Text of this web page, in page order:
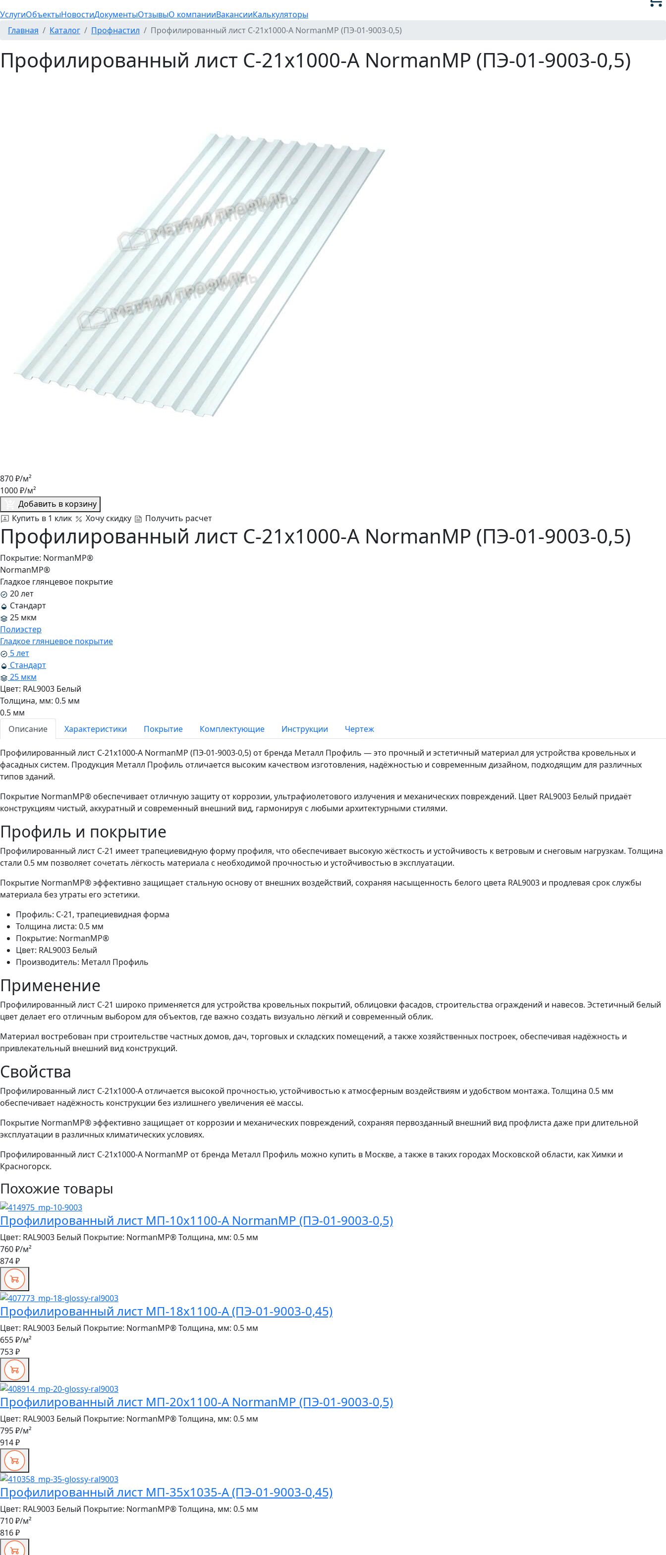
УслугиОбъектыНовостиДокументыОтзывыО компанииВакансииКалькуляторы
Главная
Каталог Профнастил Профилированный лист С-21x1000-A NormanMP (ПЭ-01-9003-0,5)
Профилированный лист С-21x1000-A NormanMP (ПЭ-01-9003-0,5)
870₽/м²
1000₽/м²
Добавить в корзину
Купить в 1 клик
Хочу скидку Получить расчет
Профилированный лист С-21x1000-A NormanMP (ПЭ-01-9003-0,5)
Покрытие: NormanMP®
NormanMP®
Гладкое глянцевое покрытие
20 лет
Стандарт
25 мкм
Полиэстер
Гладкое глянцевое покрытие
5 лет
Стандарт
25 мкм
Цвет: RAL9003 Белый
Толщина, мм: 0.5 мм
0.5 мм
Описание
Характеристики Покрытие Комплектующие Инструкции Чертеж
Профилированный лист С-21x1000-A NormanMP (ПЭ-01-9003-0,5) от бренда Металл Профиль — это прочный и эстетичный материал для устройства кровельных и
фасадных систем. Продукция Металл Профиль отличается высоким качеством изготовления, надёжностью и современным дизайном, подходящим для различных
типов зданий.
Покрытие NormanMP® обеспечивает отличную защиту от коррозии, ультрафиолетового излучения и механических повреждений. Цвет RAL9003 Белый придаёт
конструкциям чистый, аккуратный и современный внешний вид, гармонируя с любыми архитектурными стилями.
Профиль и покрытие
Профилированный лист С-21 имеет трапециевидную форму профиля, что обеспечивает высокую жёсткость и устойчивость к ветровым и снеговым нагрузкам. Толщина
стали 0.5 мм позволяет сочетать лёгкость материала с необходимой прочностью и устойчивостью в эксплуатации.
Покрытие NormanMP® эффективно защищает стальную основу от внешних воздействий, сохраняя насыщенность белого цвета RAL9003 и продлевая срок службы
материала без утраты его эстетики.
Профиль: С-21, трапециевидная форма
Толщина листа: 0.5 мм
Покрытие: NormanMP®
Цвет: RAL9003 Белый
Производитель: Металл Профиль
Применение
Профилированный лист С-21 широко применяется для устройства кровельных покрытий, облицовки фасадов, строительства ограждений и навесов. Эстетичный белый
цвет делает его отличным выбором для объектов, где важно создать визуально лёгкий и современный облик.
Материал востребован при строительстве частных домов, дач, торговых и складских помещений, а также хозяйственных построек, обеспечивая надёжность и
привлекательный внешний вид конструкций.
Свойства
Профилированный лист С-21x1000-A отличается высокой прочностью, устойчивостью к атмосферным воздействиям и удобством монтажа. Толщина 0.5 мм
обеспечивает надёжность конструкции без излишнего увеличения её массы.
Покрытие NormanMP® эффективно защищает от коррозии и механических повреждений, сохраняя первозданный внешний вид профлиста даже при длительной
эксплуатации в различных климатических условиях.
Профилированный лист С-21x1000-A NormanMP от бренда Металл Профиль можно купить в Москве, а также в таких городах Московской области, как Химки и
Красногорск.
Похожие товары
Профилированный лист МП-10x1100-A NormanMP (ПЭ-01-9003-0,5)
Цвет: RAL9003 Белый Покрытие: NormanMP®Толщина, мм: 0.5 мм
760 ₽/м²
874 ₽
Профилированный лист МП-18x1100-A (ПЭ-01-9003-0,45)
Цвет: RAL9003 Белый Покрытие: NormanMP®Толщина, мм: 0.5 мм
655 ₽/м²
753 ₽
Профилированный лист МП-20x1100-A NormanMP (ПЭ-01-9003-0,5)
Цвет: RAL9003 Белый Покрытие: NormanMP®Толщина, мм: 0.5 мм
795 ₽/м²
914 ₽
Профилированный лист МП-35x1035-A (ПЭ-01-9003-0,45)
Цвет: RAL9003 Белый Покрытие: NormanMP®Толщина, мм: 0.5 мм
710 ₽/м²
816 ₽